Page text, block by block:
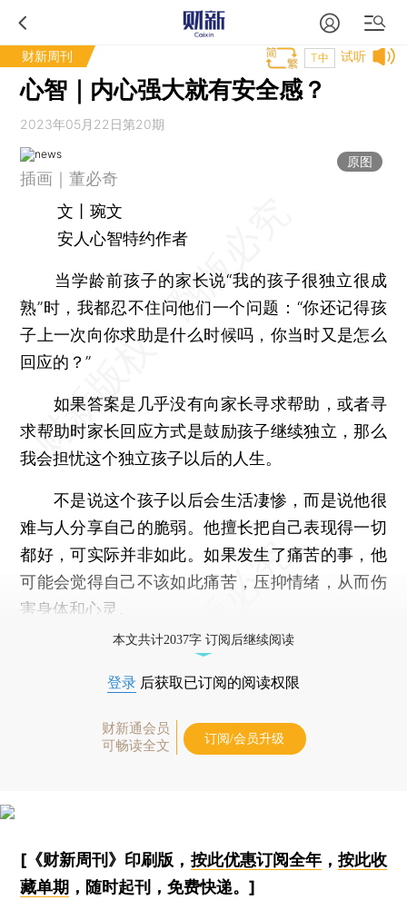
财新周刊 试听
T中
心智｜内心强大就有安全感？
2023年05月22日第20期
原图
插画｜董必奇
文丨琬文
安人心智特约作者
当学龄前孩子的家长说“我的孩子很独立很成
熟”时，我都忍不住问他们一个问题：“你还记得孩
子上一次向你求助是什么时候吗，你当时又是怎么
回应的？”
如果答案是几乎没有向家长寻求帮助，或者寻
求帮助时家长回应方式是鼓励孩子继续独立，那么
我会担忧这个独立孩子以后的人生。
不是说这个孩子以后会生活凄惨，而是说他很
难与人分享自己的脆弱。他擅长把自己表现得一切
都好，可实际并非如此。如果发生了痛苦的事，他
可能会觉得自己不该如此痛苦，压抑情绪，从而伤
害身体和心灵。
本文共计2037字 订阅后继续阅读
登录 后获取已订阅的阅读权限
财新通会员
可畅读全文
订阅/会员升级
[《财新周刊》印刷版， 按此优惠订阅全年， 按此收
藏单期 ，随时起刊，免费快递。]